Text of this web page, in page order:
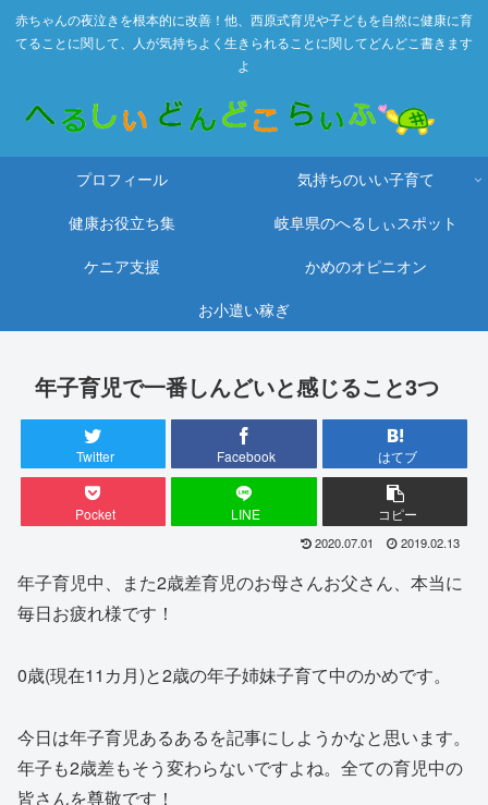
赤ちゃんの夜泣きを根本的に改善！他、西原式育児や子どもを自然に健康に育
てることに関して、人が気持ちよく生きられることに関してどんどこ書きます
よ
プロフィール
気持ちのいい子育て
健康お役立ち集
岐阜県のへるしぃスポット
ケニア支援
かめのオピニオン
お小遣い稼ぎ
年子育児で一番しんどいと感じること3つ
Twitter Facebook はてブ
Pocket LINE コピー
2020.07.01 2019.02.13
年子育児中、また2歳差育児のお母さんお父さん、本当に
毎日お疲れ様です！
0歳(現在11カ月)と2歳の年子姉妹子育て中のかめです。
今日は年子育児あるあるを記事にしようかなと思います。
年子も2歳差もそう変わらないですよね。全ての育児中の
皆さんを尊敬です！